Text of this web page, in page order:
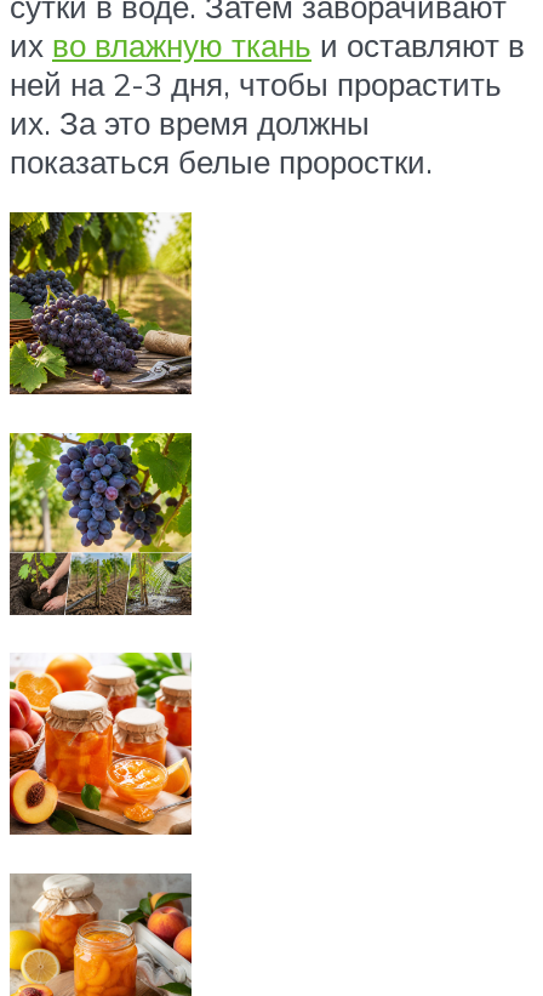
их во влажную ткань и оставляют в
ней на 2-3 дня, чтобы прорастить
их. За это время должны
показаться белые проростки.